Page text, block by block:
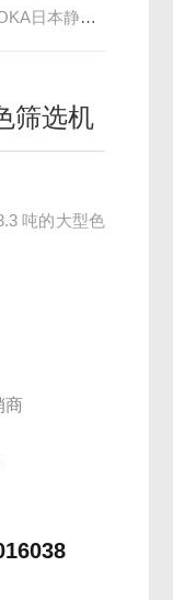
物分析颜色筛选机
筛选机
吨的大型色
商